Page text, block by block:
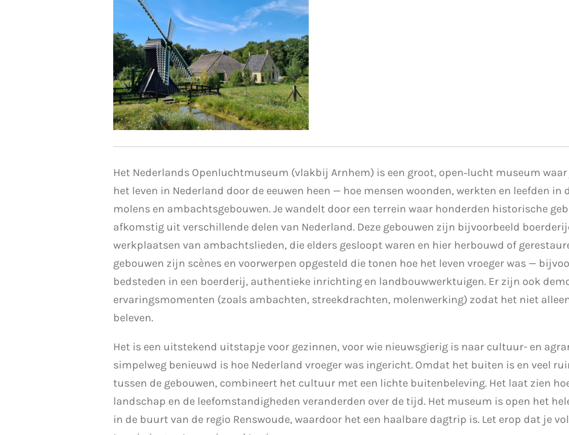
Het Nederlands Openluchtmuseum (vlakbij Arnhem) is een groot, open‐lucht museum
het leven in Nederland door de eeuwen heen — hoe mensen woonden, werkten en leefden in
molens en ambachtsgebouwen. Je wandelt door een terrein waar honderden historische
afkomstig uit verschillende delen van Nederland. Deze gebouwen zijn bijvoorbeeld
werkplaatsen van ambachtslieden, die elders gesloopt waren en hier herbouwd of
gebouwen zijn scènes en voorwerpen opgesteld die tonen hoe het leven vroeger was —
bedsteden in een boerderij, authentieke inrichting en landbouwwerktuigen. Er zijn ook
ervaringsmomenten (zoals ambachten, streekdrachten, molenwerking) zodat het niet
beleven.
Het is een uitstekend uitstapje voor gezinnen, voor wie nieuwsgierig is naar cultuur- en
simpelweg benieuwd is hoe Nederland vroeger was ingericht. Omdat het buiten is en veel
tussen de gebouwen, combineert het cultuur met een lichte buitenbeleving. Het laat zien
landschap en de leefomstandigheden veranderden over de tijd. Het museum is open het
in de buurt van de regio Renswoude, waardoor het een haalbare dagtrip is. Let erop dat je